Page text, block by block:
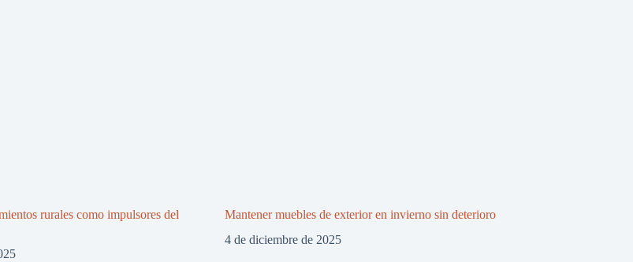
rurales como impulsores del
Mantener muebles de exterior en invierno sin deterioro
4 de diciembre de 2025